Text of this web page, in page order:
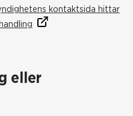
kontaktsida hittar
eller